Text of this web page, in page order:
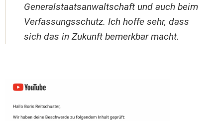
Generalstaatsanwaltschaft und auch beim
Verfassungsschutz. Ich hoffe sehr, dass
sich das in Zukunft bemerkbar macht.